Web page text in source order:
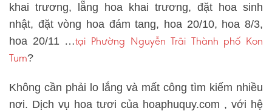
khai trương, lẵng hoa khai trương, đặt hoa sinh
nhật, đặt vòng hoa đám tang, hoa 20/10, hoa 8/3,
hoa 20/11 …tại Phường Nguyễn Trãi Thành phố Kon
Tum?
Không cần phải lo lắng và mất công tìm kiếm nhiều
nơi. Dịch vụ hoa tươi của hoaphuquy.com , với hệ